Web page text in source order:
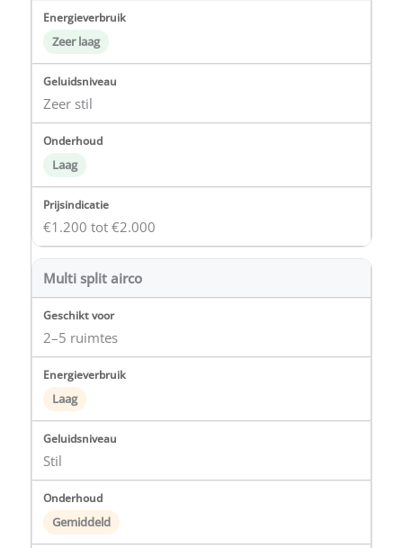
Zeer laag
Zeer stil
Laag
€1.200 tot €2.000
Multi split airco
2–5 ruimtes
Laag
Stil
Gemiddeld